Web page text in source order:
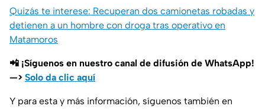
Quizás te interese: Recuperan dos camionetas robadas y
detienen a un hombre con droga tras operativo en
Matamoros
📲 ¡Síguenos en nuestro canal de difusión de WhatsApp!
—> Solo da clic aquí
Y para esta y más información, síguenos también en